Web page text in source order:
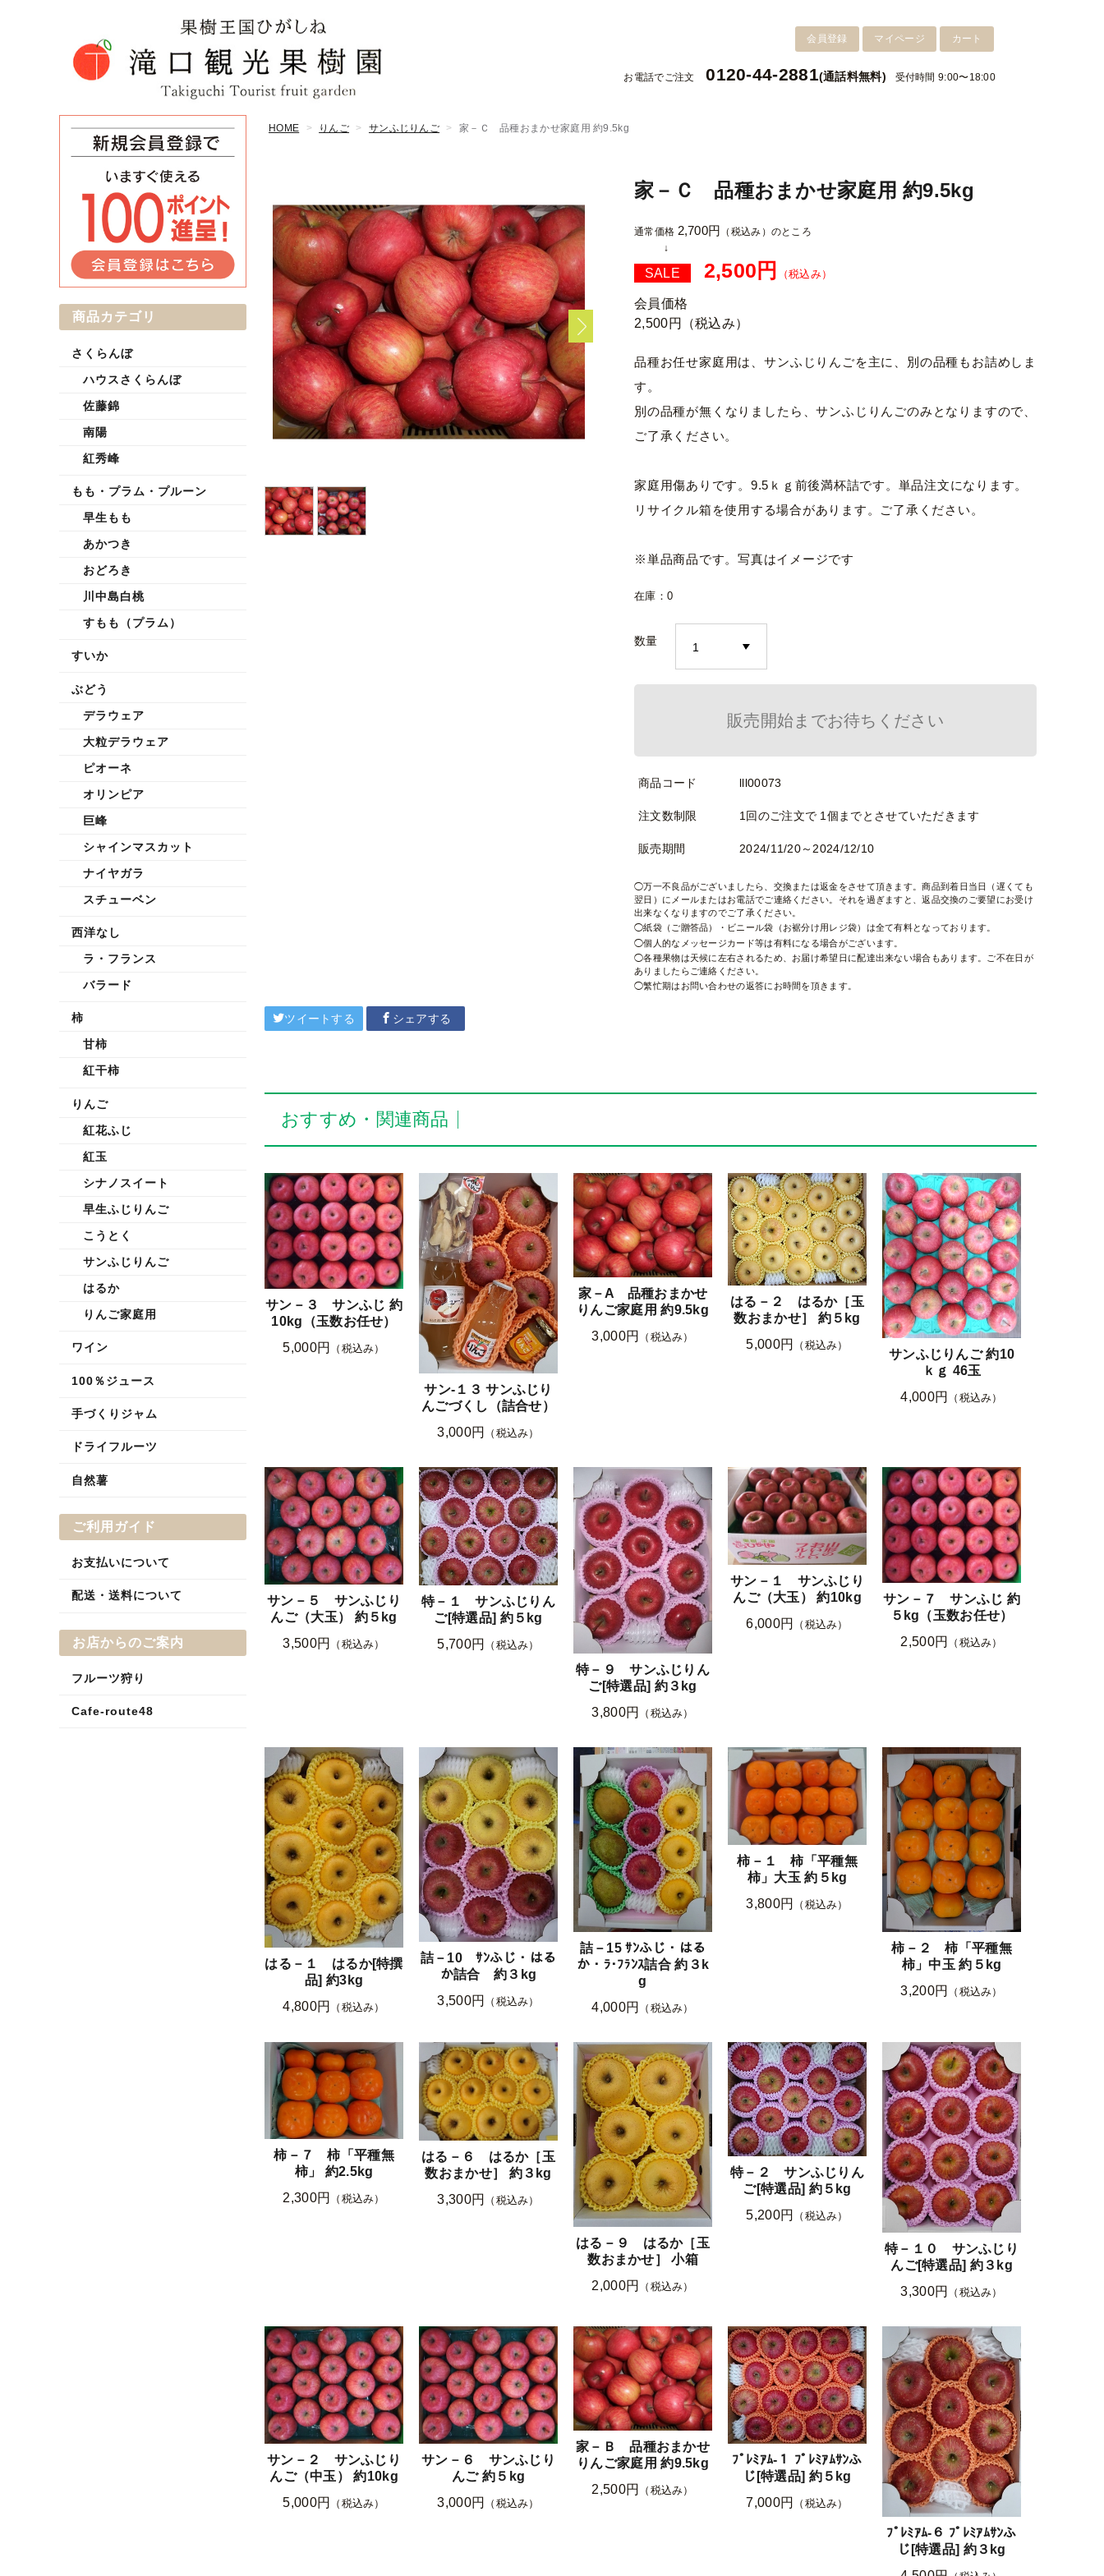
カート
マイページ
会員登録
お電話でご注文 0120-44-2881(通話料無料) 受付時間 9:00〜18:00
HOME りんご サンふじりんご 家－Ｃ 品種おまかせ家庭用 約9.5kg
家－Ｃ 品種おまかせ家庭用 約9.5kg
通常価格 2,700円 （税込み） のところ
SALE 2,500円 （税込み）
会員価格
2,500円
（税込み）
品種お任せ家庭用は、サンふじりんごを主に、別の品種もお詰めしま
す。
別の品種が無くなりましたら、サンふじりんごのみとなりますので、
ご了承ください。
家庭用傷ありです。9.5ｋｇ前後満杯詰です。単品注文になります。
リサイクル箱を使用する場合があります。ご了承ください。
※単品商品です。写真はイメージです
在庫：0
数量
販売開始までお待ちください
商品コード lll00073
注文数制限 1回のご注文で 1個までとさせていただきます
販売期間 2024/11/20～2024/12/10
万一不良品がございましたら、交換または返金をさせて頂きます。商品到着日当日（遅くても
翌日）にメールまたはお電話でご連絡ください。それを過ぎますと、返品交換のご要望にお受け
出来なくなりますのでご了承ください。
紙袋（ご贈答品）・ビニール袋（お裾分け用レジ袋）は全て有料となっております。
個人的なメッセージカード等は有料になる場合がございます。
各種果物は天候に左右されるため、お届け希望日に配達出来ない場合もあります。ご不在日が
ありましたらご連絡ください。
繁忙期はお問い合わせの返答にお時間を頂きます。
ツイートする シェアする
おすすめ・関連商品
サン－３ サンふじ 約
10kg（玉数お任せ）
5,000円
（税込み）
サン-１３ サンふじり
んごづくし（詰合せ）
3,000円
（税込み）
家－A 品種おまかせ
りんご家庭用 約9.5kg
3,000円
（税込み）
はる－２ はるか［玉
数おまかせ］ 約５kg
5,000円
（税込み）
サンふじりんご 約10
ｋｇ 46玉
4,000円
（税込み）
サン－５ サンふじり
んご（大玉） 約５kg
3,500円
（税込み）
特－１ サンふじりん
ご[特選品] 約５kg
5,700円
（税込み）
特－９ サンふじりん
ご[特選品] 約３kg
3,800円
（税込み）
サン－１ サンふじり
んご（大玉） 約10kg
6,000円
（税込み）
サン－７ サンふじ 約
５kg（玉数お任せ）
2,500円
（税込み）
はる－１ はるか[特撰
品] 約3kg
4,800円
（税込み）
詰－10 ｻﾝふじ・はる
か詰合 約３kg
3,500円
（税込み）
詰－15 ｻﾝふじ・はる
か・ﾗ･ﾌﾗﾝｽ詰合 約３k
g
4,000円
（税込み）
柿－１ 柿「平種無
柿」大玉 約５kg
3,800円
（税込み）
柿－２ 柿「平種無
柿」中玉 約５kg
3,200円
（税込み）
柿－７ 柿「平種無
柿」 約2.5kg
2,300円
（税込み）
はる－６ はるか［玉
数おまかせ］ 約３kg
3,300円
（税込み）
はる－９ はるか［玉
数おまかせ］ 小箱
2,000円
（税込み）
特－２ サンふじりん
ご[特選品] 約５kg
5,200円
（税込み）
特－１０ サンふじり
んご[特選品] 約３kg
3,300円
（税込み）
サン－２ サンふじり
んご（中玉） 約10kg
5,000円
（税込み）
サン－６ サンふじり
んご 約５kg
3,000円
（税込み）
家－Ｂ 品種おまかせ
りんご家庭用 約9.5kg
2,500円
（税込み）
ﾌﾟﾚﾐｱﾑ-１ ﾌﾟﾚﾐｱﾑｻﾝふ
じ[特選品] 約５kg
7,000円
（税込み）
ﾌﾟﾚﾐｱﾑ-６ ﾌﾟﾚﾐｱﾑｻﾝふ
じ[特選品] 約３kg
商品カテゴリ
さくらんぼ
ハウスさくらんぼ
佐藤錦
南陽
紅秀峰
もも・プラム・プルーン
早生もも
あかつき
おどろき
川中島白桃
すもも（プラム）
すいか
ぶどう
デラウェア
大粒デラウェア
ピオーネ
オリンピア
巨峰
シャインマスカット
ナイヤガラ
スチューベン
西洋なし
ラ・フランス
バラード
柿
甘柿
紅干柿
りんご
紅花ふじ
紅玉
シナノスイート
早生ふじりんご
こうとく
サンふじりんご
はるか
りんご家庭用
ワイン
100％ジュース
手づくりジャム
ドライフルーツ
自然薯
ご利用ガイド
お支払いについて
配送・送料について
お店からのご案内
フルーツ狩り
Cafe-route48